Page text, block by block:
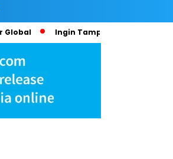
Ingin Tampil Seperti Seleb di Media?